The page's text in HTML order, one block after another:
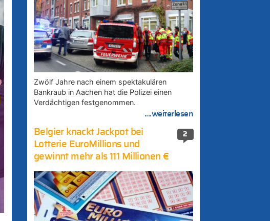
Zwölf Jahre nach einem spektakulären
Bankraub in Aachen hat die Polizei einen
Verdächtigen festgenommen.
....weiterlesen
2
Belgier knackt Jackpot bei
Lotterie EuroMillions und
gewinnt mehr als 111 Millionen €